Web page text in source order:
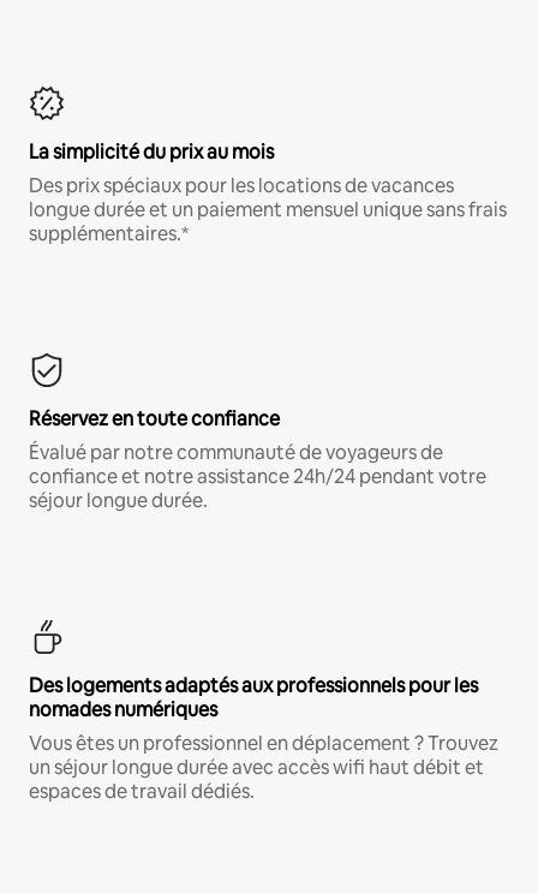
La simplicité du prix au mois
Des prix spéciaux pour les locations de vacances
longue durée et un paiement mensuel unique sans frais
supplémentaires.*
Réservez en toute confiance
Évalué par notre communauté de voyageurs de
confiance et notre assistance 24h/24 pendant votre
séjour longue durée.
Des logements adaptés aux professionnels pour les
nomades numériques
Vous êtes un professionnel en déplacement ? Trouvez
un séjour longue durée avec accès wifi haut débit et
espaces de travail dédiés.